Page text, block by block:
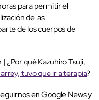
para permitir el
de las
de los cuerpos de
¿Por qué Kazuhiro Tsuji,
tuvo que ir a terapia?
en Google News y